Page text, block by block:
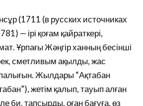
(1711 (в русских источниках
— ірі қоғам қайраткері,
Ұрпағы Жәңгір ханның бесінші
сметливым ақылды, жас
Жылдары “Ақтабан
жетім қалып, тауып алған
би, тапсырды, оған бағуға, өз